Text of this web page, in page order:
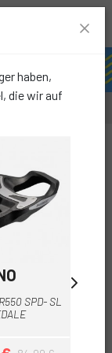
haben,
die wir auf
SPD- SL